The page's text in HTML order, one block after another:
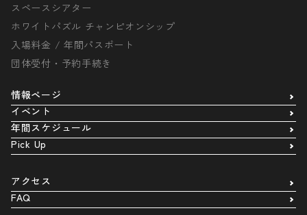
スペースシアター
ホワイトパズル チャンピオンシップ
入場料金 / 年間パスポート
団体受付・予約手続き
情報ページ
イベント
年間スケジュール
Pick Up
アクセス
FAQ